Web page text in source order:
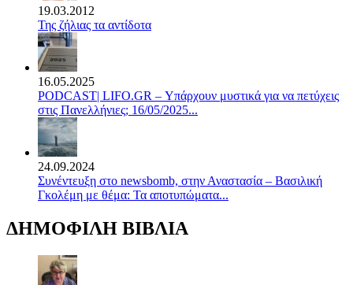
19.03.2012
Της ζήλιας τα αντίδοτα
16.05.2025
PODCAST| LIFO.GR – Υπάρχουν μυστικά για να πετύχεις
στις Πανελλήνιες; 16/05/2025...
24.09.2024
Συνέντευξη στο newsbomb, στην Αναστασία – Βασιλική
Γκολέμη με θέμα: Τα αποτυπώματα...
ΔΗΜΟΦΙΛΗ ΒΙΒΛΙΑ